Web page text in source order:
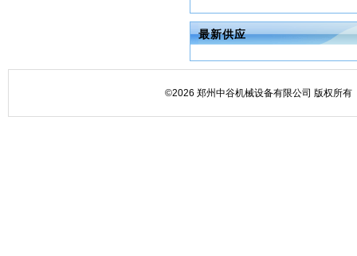
最新供应
©2026 郑州中谷机械设备有限公司 版权所